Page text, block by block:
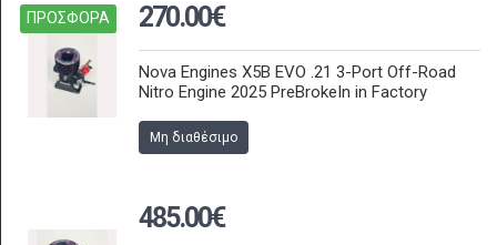
ΠΡΟΣΦΟΡΑ 270.00€
Nova Engines X5B EVO .21 3-Port Off-Road
Nitro Engine 2025 PreBrokeIn in Factory
Μη διαθέσιμο
485.00€